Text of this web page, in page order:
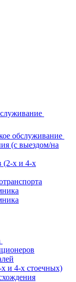
обслуживание
(с выездом/на
(2-х и 4-х
и 4-х стоечных)